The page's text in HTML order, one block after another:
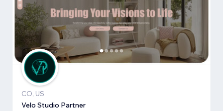
CO, US
Velo Studio Partner